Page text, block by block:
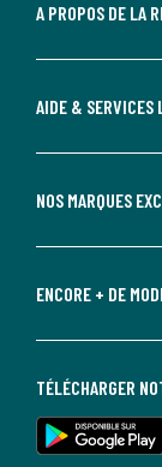
A PROPOS DE LA
AIDE & SERVICES
NOS MARQUES
ENCORE + DE
TÉLÉCHARGER